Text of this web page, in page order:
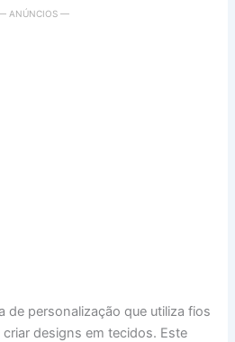
ANÚNCIOS —
de personalização que utiliza fios
designs em tecidos. Este